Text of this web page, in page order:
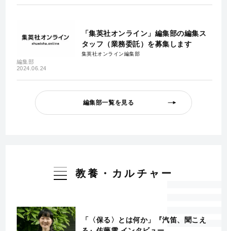
編集部
2024.06.24
「集英社オンライン」編集部の編集ス
タッフ（業務委託）を募集します
集英社オンライン編集部
編集部一覧を見る
教養・カルチャー
「〈保る〉とは何か」『汽笛、聞こえ